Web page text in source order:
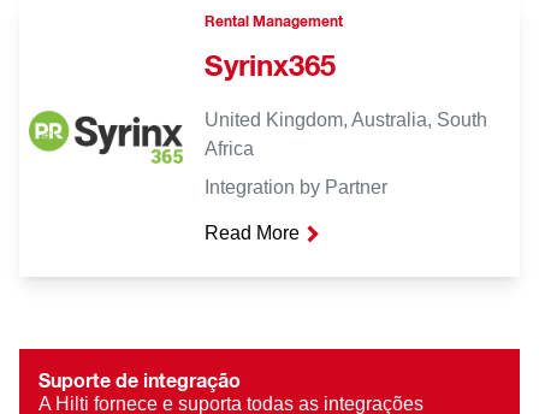
Rental Management
Syrinx365
United Kingdom, Australia, South
Africa
Integration by Partner
Read More
Suporte de integração
A Hilti fornece e suporta todas as integrações